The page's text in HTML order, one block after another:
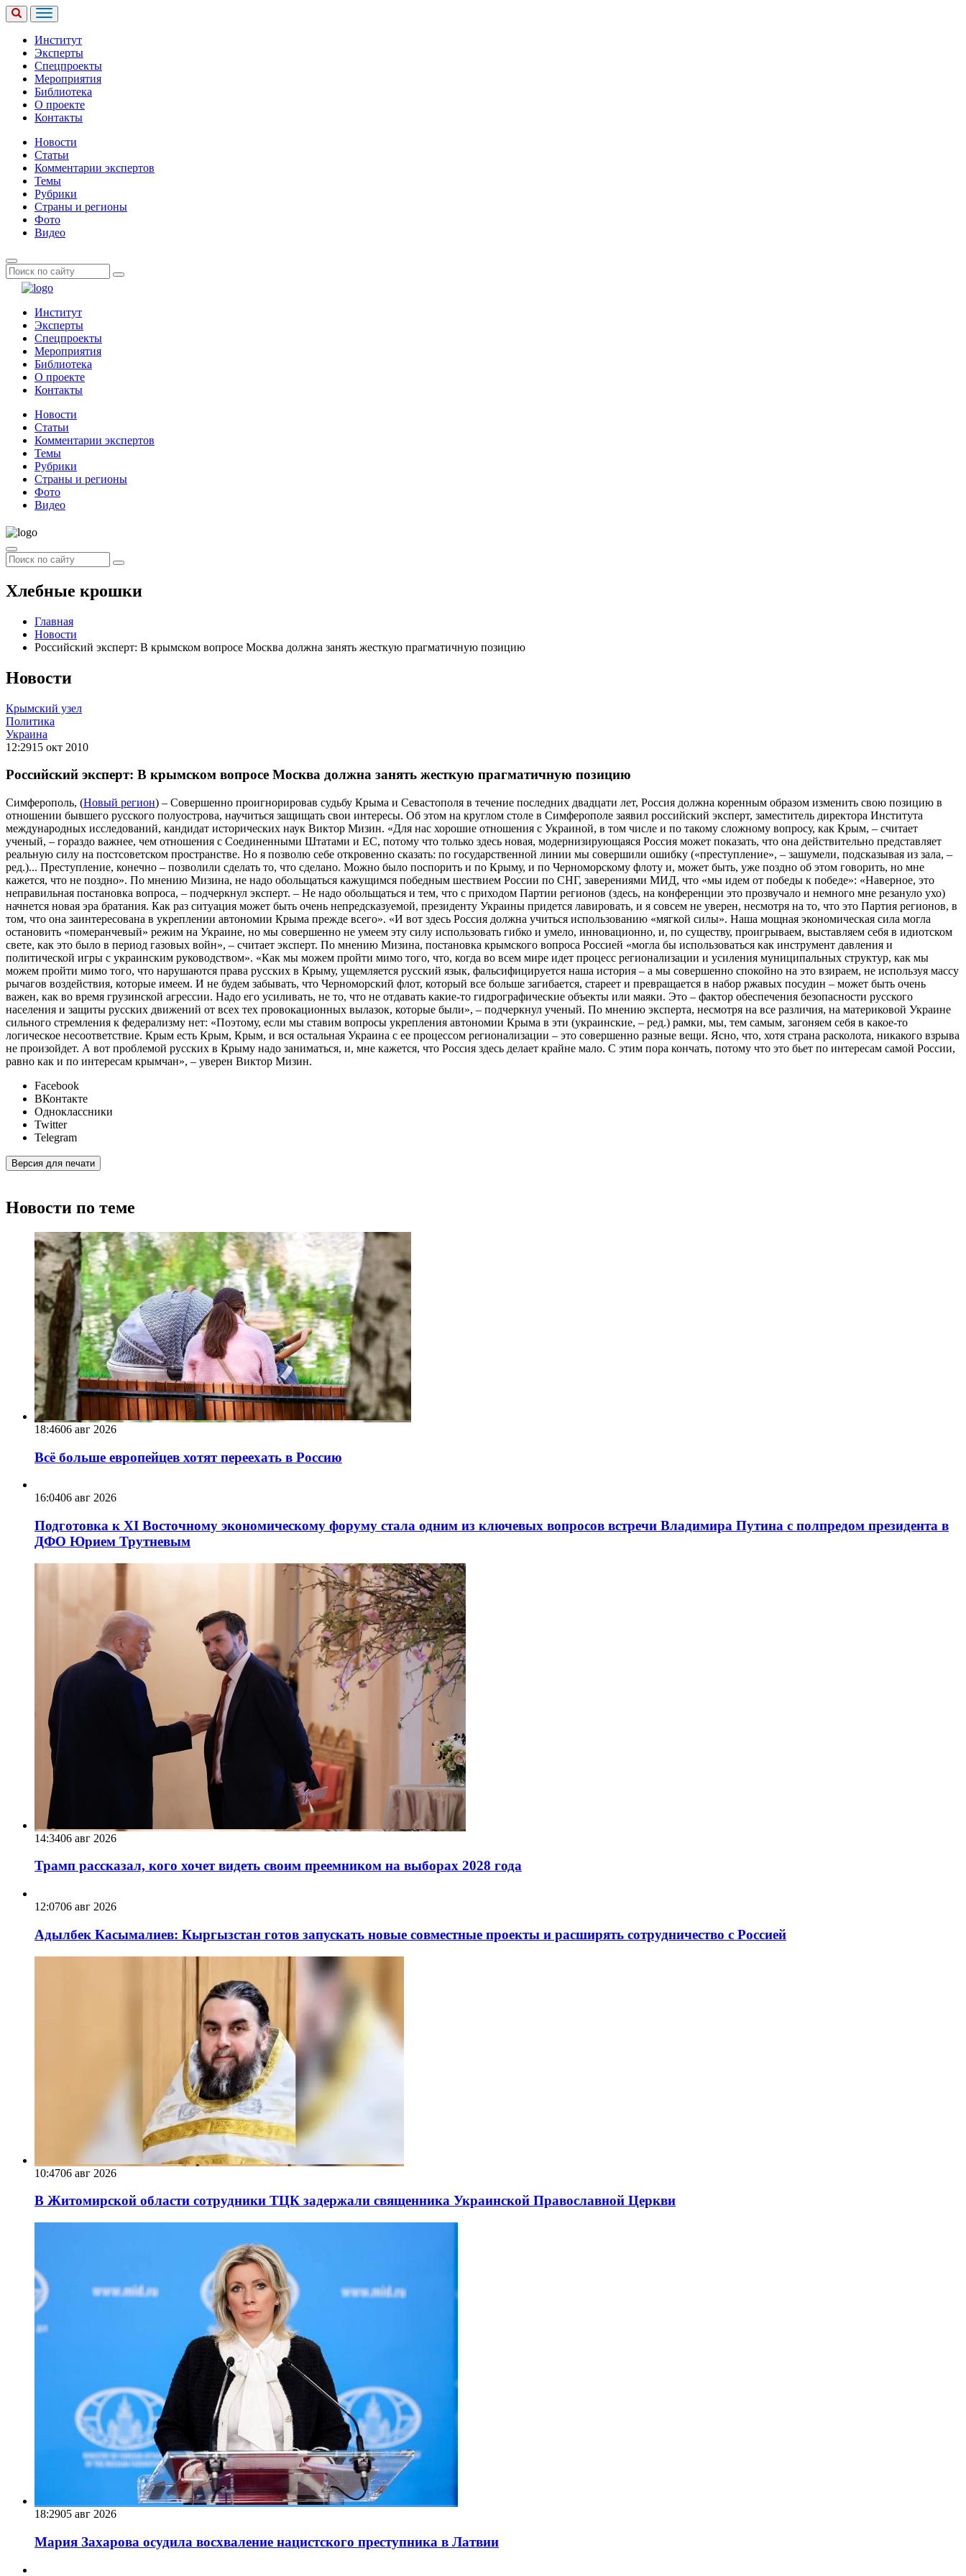
Институт
Эксперты
Спецпроекты
Мероприятия
Библиотека
О проекте
Контакты
Новости
Статьи
Комментарии экспертов
Темы
Рубрики
Страны и регионы
Фото
Видео
Институт
Эксперты
Спецпроекты
Мероприятия
Библиотека
О проекте
Контакты
Новости
Статьи
Комментарии экспертов
Темы
Рубрики
Страны и регионы
Фото
Видео
Хлебные крошки
Главная
Новости
Российский эксперт: В крымском вопросе Москва должна занять жесткую прагматичную позицию
Новости
Крымский узел
Политика
Украина
12:2915 окт 2010
Российский эксперт: В крымском вопросе Москва должна занять жесткую прагматичную позицию
Симферополь, (Новый регион) – Совершенно проигнорировав судьбу Крыма и Севастополя в течение последних двадцати лет, Россия должна коренным образом изменить свою позицию в
отношении бывшего русского полуострова, научиться защищать свои интересы. Об этом на круглом столе в Симферополе заявил российский эксперт, заместитель директора Института
международных исследований, кандидат исторических наук Виктор Мизин. «Для нас хорошие отношения с Украиной, в том числе и по такому сложному вопросу, как Крым, – считает
ученый, – гораздо важнее, чем отношения с Соединенными Штатами и ЕС, потому что только здесь новая, модернизирующаяся Россия может показать, что она действительно представляет
реальную силу на постсоветском пространстве. Но я позволю себе откровенно сказать: по государственной линии мы совершили ошибку («преступление», – зашумели, подсказывая из зала, –
ред.)... Преступление, конечно – позволили сделать то, что сделано. Можно было поспорить и по Крыму, и по Черноморскому флоту и, может быть, уже поздно об этом говорить, но мне
кажется, что не поздно». По мнению Мизина, не надо обольщаться кажущимся победным шествием России по СНГ, заверениями МИД, что «мы идем от победы к победе»: «Наверное, это
неправильная постановка вопроса, – подчеркнул эксперт. – Не надо обольщаться и тем, что с приходом Партии регионов (здесь, на конференции это прозвучало и немного мне резануло ухо)
начнется новая эра братания. Как раз ситуация может быть очень непредсказуемой, президенту Украины придется лавировать, и я совсем не уверен, несмотря на то, что это Партия регионов, в
том, что она заинтересована в укреплении автономии Крыма прежде всего». «И вот здесь Россия должна учиться использованию «мягкой силы». Наша мощная экономическая сила могла
остановить «померанчевый» режим на Украине, но мы совершенно не умеем эту силу использовать гибко и умело, инновационно, и, по существу, проигрываем, выставляем себя в идиотском
свете, как это было в период газовых войн», – считает эксперт. По мнению Мизина, постановка крымского вопроса Россией «могла бы использоваться как инструмент давления и
политической игры с украинским руководством». «Как мы можем пройти мимо того, что, когда во всем мире идет процесс регионализации и усиления муниципальных структур, как мы
можем пройти мимо того, что нарушаются права русских в Крыму, ущемляется русский язык, фальсифицируется наша история – а мы совершенно спокойно на это взираем, не используя массу
рычагов воздействия, которые имеем. И не будем забывать, что Черноморский флот, который все больше загибается, стареет и превращается в набор ржавых посудин – может быть очень
важен, как во время грузинской агрессии. Надо его усиливать, не то, что не отдавать какие-то гидрографические объекты или маяки. Это – фактор обеспечения безопасности русского
населения и защиты русских движений от всех тех провокационных вылазок, которые были», – подчеркнул ученый. По мнению эксперта, несмотря на все различия, на материковой Украине
сильного стремления к федерализму нет: «Поэтому, если мы ставим вопросы укрепления автономии Крыма в эти (украинские, – ред.) рамки, мы, тем самым, загоняем себя в какое-то
логическое несоответствие. Крым есть Крым, Крым, и вся остальная Украина с ее процессом регионализации – это совершенно разные вещи. Ясно, что, хотя страна расколота, никакого взрыва
не произойдет. А вот проблемой русских в Крыму надо заниматься, и, мне кажется, что Россия здесь делает крайне мало. С этим пора кончать, потому что это бьет по интересам самой России,
равно как и по интересам крымчан», – уверен Виктор Мизин.
Facebook
ВКонтакте
Одноклассники
Twitter
Telegram
Версия для печати
Новости по теме
18:4606 авг 2026
Всё больше европейцев хотят переехать в Россию
16:0406 авг 2026
Подготовка к XI Восточному экономическому форуму стала одним из ключевых вопросов встречи Владимира Путина с полпредом президента в
ДФО Юрием Трутневым
14:3406 авг 2026
Трамп рассказал, кого хочет видеть своим преемником на выборах 2028 года
12:0706 авг 2026
Адылбек Касымалиев: Кыргызстан готов запускать новые совместные проекты и расширять сотрудничество с Россией
10:4706 авг 2026
В Житомирской области сотрудники ТЦК задержали священника Украинской Православной Церкви
18:2905 авг 2026
Мария Захарова осудила восхваление нацистского преступника в Латвии